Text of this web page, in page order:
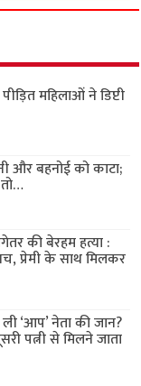
महिलाओं ने डिप्टी
और बहनोई को काटा;
की बेरहम हत्या :
प्रेमी के साथ मिलकर
‘आप’ नेता की जान?
पत्नी से मिलने जाता